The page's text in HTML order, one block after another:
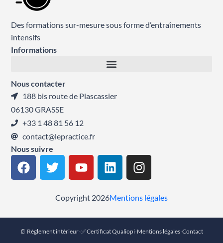
Des formations sur-mesure sous forme d’entraînements
intensifs
Informations
Nous contacter
188 bis route de Plascassier
06130 GRASSE
+33 1 48 81 56 12
contact@lepractice.fr
Nous suivre
F
a
o
o
T
w
t
e
r
Y
o
t
b
e
L
i
k
d
i
I
n
t
g
r
Copyright 2026Mentions légales
📄 Règlement intérieur·✅ Certificat Qualiopi·Mentions légales·Contact